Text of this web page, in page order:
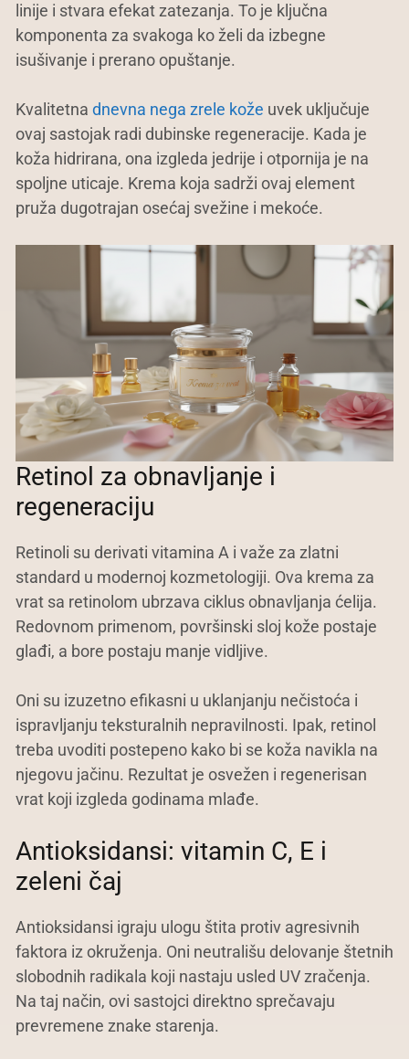
linije i stvara efekat zatezanja. To je ključna
komponenta za svakoga ko želi da izbegne
isušivanje i prerano opuštanje.
Kvalitetna dnevna nega zrele kože uvek uključuje
ovaj sastojak radi dubinske regeneracije. Kada je
koža hidrirana, ona izgleda jedrije i otpornija je na
spoljne uticaje. Krema koja sadrži ovaj element
pruža dugotrajan osećaj svežine i mekoće.
Retinol za obnavljanje i
regeneraciju
Retinoli su derivati vitamina A i važe za zlatni
standard u modernoj kozmetologiji. Ova krema za
vrat sa retinolom ubrzava ciklus obnavljanja ćelija.
Redovnom primenom, površinski sloj kože postaje
glađi, a bore postaju manje vidljive.
Oni su izuzetno efikasni u uklanjanju nečistoća i
ispravljanju teksturalnih nepravilnosti. Ipak, retinol
treba uvoditi postepeno kako bi se koža navikla na
njegovu jačinu. Rezultat je osvežen i regenerisan
vrat koji izgleda godinama mlađe.
Antioksidansi: vitamin C, E i
zeleni čaj
Antioksidansi igraju ulogu štita protiv agresivnih
faktora iz okruženja. Oni neutrališu delovanje štetnih
slobodnih radikala koji nastaju usled UV zračenja.
Na taj način, ovi sastojci direktno sprečavaju
prevremene znake starenja.